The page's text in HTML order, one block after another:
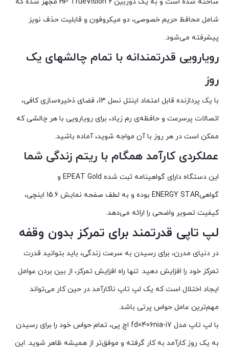
شامل محافظ حریم خصوصی، دو میکروفون و قابلیت حذف نویز
پیشرفته می‌شود.
رویارویی قدرتمندانه با تمام چالشهای یک
روز
با یک پردازنده‌ قابل اعتماد اینتل نسل 13، فضای ذخیره‌سازی کافی،
اتصالات پرسرعت و حافظه‌ی رم زیاد، برای رويارویی با هر چالشی که
ممکن است در هر روز با آن مواجه شوید، آماده باشید.
عملکردی کارآمد همگام با ریتم زندگی شما
این دستگاه دارای گواهینامه ثبت ‌شده‌ EPEAT Gold و
گواهیENERGY STAR بوده و به لطف صفحه‌ نمایش 15.6 اینچی،
کیفیت تصویر واضحی را ارائه می‌دهد.
لپ تاپی قدرتمند برای تمرکز بدون وقفه
در دنیای مدرن، برای رسیدن به سرعت زندگی، باید بتوانید قدرت
تمرکز خود را افزایش دهید. تنها راه افزایش تمرکز، از بین بردن عوامل
ایجاد اختلال است که یک لپ تاپ ناکارآمد در حین کار می‌تواند
مهم‌ترین عامل حواس پرتی باشد.
با لپ تاپ مدل fd0406nia-i7 اچ پی، تمام حواس خود را برای رسیدن
به یک روز کارآمد به کار گرفته و موفق‌تر از همیشه ظاهر شوید. این